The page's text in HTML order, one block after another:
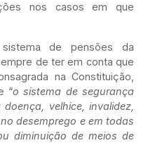
nos casos em que
sistema de pensões da
de ter em conta que
na Constituição,
“o sistema de segurança
velhice, invalidez,
desemprego e em todas
diminuição de meios de